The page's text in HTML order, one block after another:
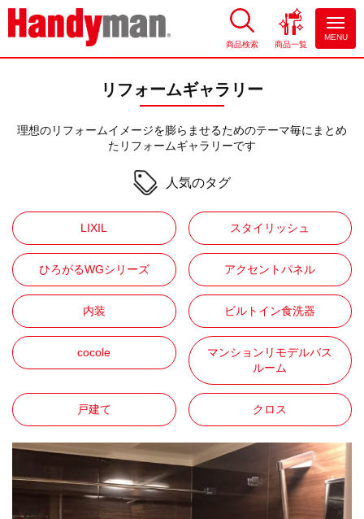
お風呂やキッチンのリフォーム
商品検索 商品一覧
MENU
リフォームギャラリー
理想のリフォームイメージを膨らませるためのテーマ毎にまとめ
たリフォームギャラリーです
人気のタグ
LIXIL スタイリッシュ
ひろがるWGシリーズ アクセントパネル
内装 ビルトイン食洗器
cocole
マンションリモデルバス
ルーム
戸建て クロス